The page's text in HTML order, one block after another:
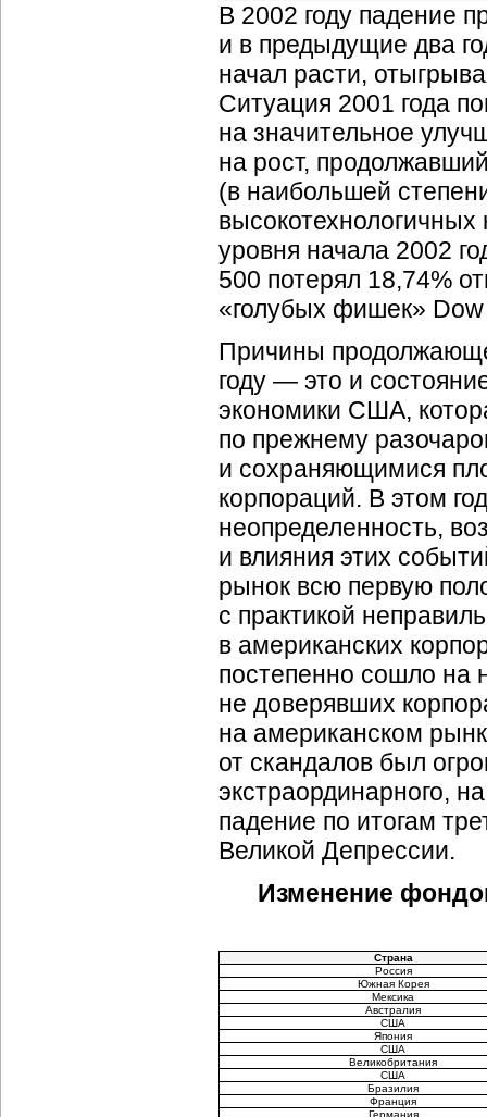
В 2002 году падение
и в предыдущие два
начал расти,
Ситуация 2001 года
на значительное
на рост,
(в наибольшей
уровня начала 2002
500 потерял 18,74%
«голубых фишек»
Причины
году — это и
экономики США,
по прежнему
и сохраняющимися
корпораций. В этом
неопределенность,
и влияния этих
рынок всю первую
с практикой
в американских
постепенно сошло на
не доверявших
на американском
от скандалов был
экстраординарного,
падение по итогам
Великой Депрессии.
Изменение
Страна
Россия
Южная Корея
Мексика
Австралия
США
Япония
США
Великобритания
США
Бразилия
Франция